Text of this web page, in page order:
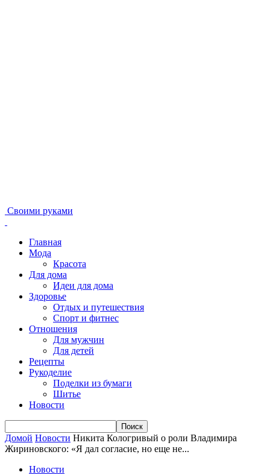
Своими руками
Главная
Мода
Красота
Для дома
Идеи для дома
Здоровье
Отдых и путешествия
Спорт и фитнес
Отношения
Для мужчин
Для детей
Рецепты
Рукоделие
Поделки из бумаги
Шитье
Новости
Домой Новости Никита Кологривый о роли Владимира
Жириновского: «Я дал согласие, но еще не...
Новости